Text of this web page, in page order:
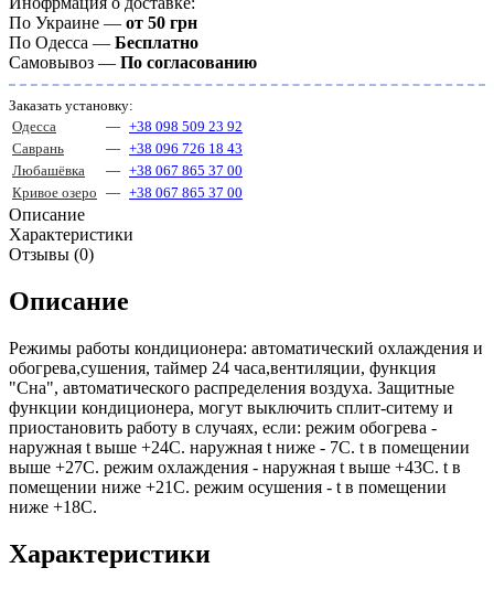
По Украине — от 50 грн
По Одесса — Бесплатно
Самовывоз — По согласованию
Заказать установку:
Одесса
— +38 098 509 23 92
Саврань
— +38 096 726 18 43
Любашёвка
— +38 067 865 37 00
Кривое озеро — +38 067 865 37 00
Описание
Характеристики
Отзывы (0)
Описание
Режимы работы кондиционера: автоматический охлаждения и
обогрева,сушения, таймер 24 часа,вентиляции, функция
"Сна", автоматического распределения воздуха. Защитные
функции кондиционера, могут выключить сплит-ситему и
приостановить работу в случаях, если: режим обогрева -
наружная t выше +24С. наружная t ниже - 7С. t в помещении
выше +27С. режим охлаждения - наружная t выше +43С. t в
помещении ниже +21С. режим осушения - t в помещении
ниже +18С.
Характеристики